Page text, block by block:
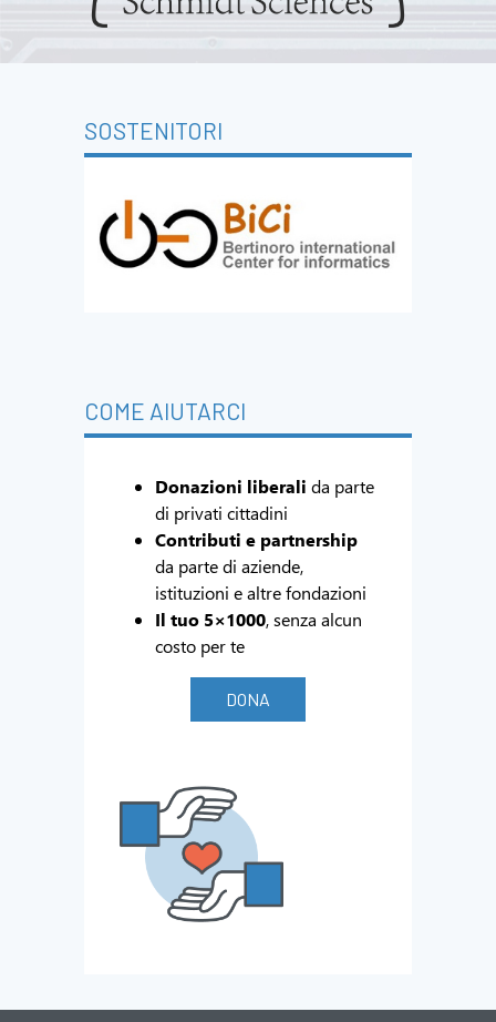
SOSTENITORI
COME AIUTARCI
Donazioni liberali da parte
di privati cittadini
Contributi e partnership
da parte di aziende,
istituzioni e altre fondazioni
Il tuo 5×1000, senza alcun
costo per te
DONA